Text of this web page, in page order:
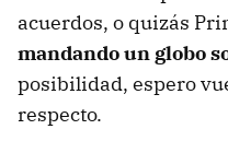
acuerdos, o quizás
mandando un globo
posibilidad, espero
respecto.